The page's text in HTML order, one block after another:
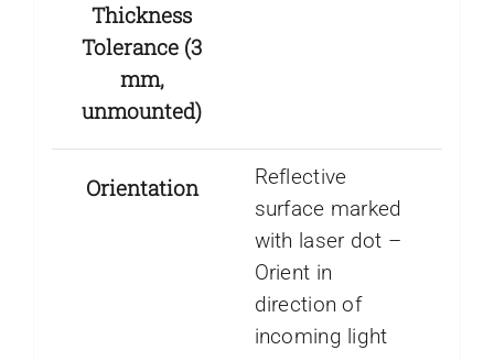
Thickness
Tolerance (3
mm,
unmounted)
Orientation
Reflective
surface marked
with laser dot –
Orient in
direction of
incoming light